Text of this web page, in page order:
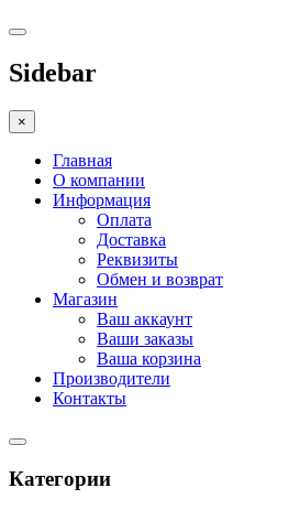
Sidebar
×
Главная
О компании
Информация
Оплата
Доставка
Реквизиты
Обмен и возврат
Магазин
Ваш аккаунт
Ваши заказы
Ваша корзина
Производители
Контакты
Категории